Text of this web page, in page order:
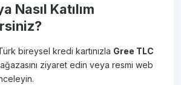
Nasıl Katılım
bireysel kredi kartınızla Gree TLC
ziyaret edin veya resmi web